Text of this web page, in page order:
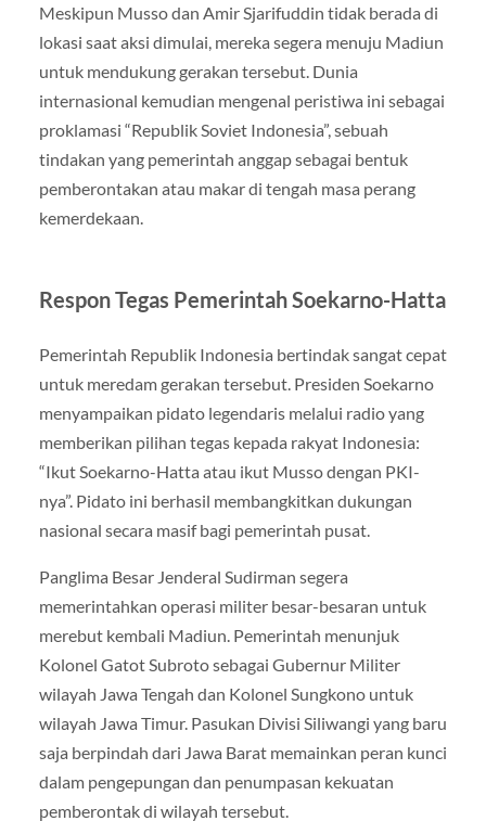
Meskipun Musso dan Amir Sjarifuddin tidak berada di
lokasi saat aksi dimulai, mereka segera menuju Madiun
untuk mendukung gerakan tersebut. Dunia
internasional kemudian mengenal peristiwa ini sebagai
proklamasi “Republik Soviet Indonesia”, sebuah
tindakan yang pemerintah anggap sebagai bentuk
pemberontakan atau makar di tengah masa perang
kemerdekaan.
Respon Tegas Pemerintah Soekarno-Hatta
Pemerintah Republik Indonesia bertindak sangat cepat
untuk meredam gerakan tersebut. Presiden Soekarno
menyampaikan pidato legendaris melalui radio yang
memberikan pilihan tegas kepada rakyat Indonesia:
“Ikut Soekarno-Hatta atau ikut Musso dengan PKI-
nya”. Pidato ini berhasil membangkitkan dukungan
nasional secara masif bagi pemerintah pusat.
Panglima Besar Jenderal Sudirman segera
memerintahkan operasi militer besar-besaran untuk
merebut kembali Madiun. Pemerintah menunjuk
Kolonel Gatot Subroto sebagai Gubernur Militer
wilayah Jawa Tengah dan Kolonel Sungkono untuk
wilayah Jawa Timur. Pasukan Divisi Siliwangi yang baru
saja berpindah dari Jawa Barat memainkan peran kunci
dalam pengepungan dan penumpasan kekuatan
pemberontak di wilayah tersebut.